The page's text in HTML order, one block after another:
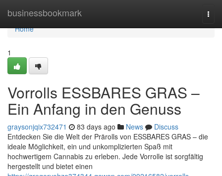
businessbookmark
Home
Home
1
Vorrolls ESSBARES GRAS –
Ein Anfang in den Genuss
graysonjqix732471 83 days ago News
Discuss
Entdecken Sie die Welt der Prärolls von ESSBARES GRAS – die
ideale Möglichkeit, ein und unkomplizierten Spaß mit
hochwertigem Cannabis zu erleben. Jede Vorrolle ist sorgfältig
hergestellt und bietet einen